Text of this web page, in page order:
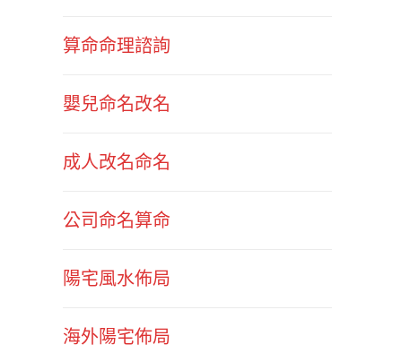
算命命理諮詢
嬰兒命名改名
成人改名命名
公司命名算命
陽宅風水佈局
海外陽宅佈局